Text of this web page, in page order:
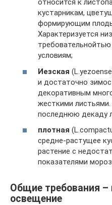
относится к
кустарникам,
формирующим
Характеризуется
условиям;
Иезская
и достаточно
декоративным
жесткими
последнюю декаду
плотная
средне-растущее
растение с
показателями
Общие требования –
освещение